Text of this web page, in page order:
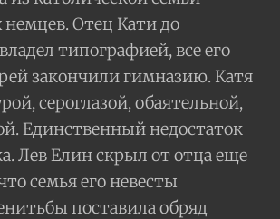
Отец Кати до
типографией, все его
закончили гимназию. Катя
сероглазой, обаятельной,
Единственный недостаток
Лев Елин скрыл от отца еще
семья его невесты
поставила обряд